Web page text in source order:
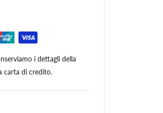
i dettagli della
carta di credito.